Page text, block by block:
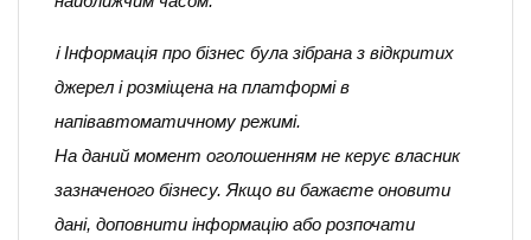
ℹ️ Інформація про бізнес була зібрана з відкритих
джерел і розміщена на платформі в
напівавтоматичному режимі.
На даний момент оголошенням не керує власник
зазначеного бізнесу. Якщо ви бажаєте оновити
дані, доповнити інформацію або розпочати